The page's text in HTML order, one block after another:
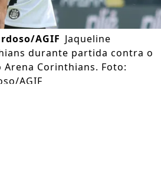
AGIF Jaqueline
durante partida contra o
Corinthians. Foto:
AGIF